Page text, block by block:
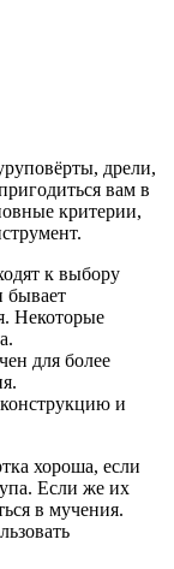
дрели,
вам в
критерии,
к выбору
бывает
Некоторые
для более
и
хороша, если
Если же их
в мучения.